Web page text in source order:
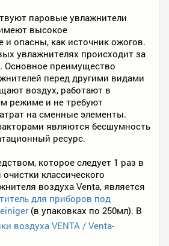
паровые увлажнители
высокое
и опасны, как источник ожогов.
увлажнителях происходит за
Основное преимущество
перед другими видами
воздух, работают в
режиме и не требуют
на сменные элементы.
являются бесшумность
ресурс.
которое следует 1 раз в
классического
воздуха Venta, является
для приборов под
(в упаковках по 250мл). В